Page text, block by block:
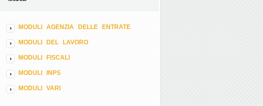
MODULI AGENZIA DELLE ENTRATE
MODULI DEL LAVORO
MODULI FISCALI
MODULI INPS
MODULI VARI